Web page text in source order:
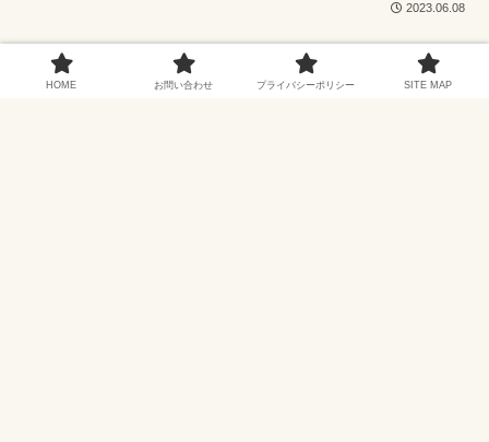
2023.06.08
HOME お問い合わせ プライバシーポリシー SITE MAP